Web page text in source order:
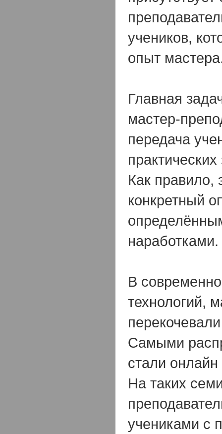
учеников,
опыт
Главная
мастер-
передача
Как правило,
конкретный
наработками.
В
технологий,
Самыми
стали
На таких
учениками с